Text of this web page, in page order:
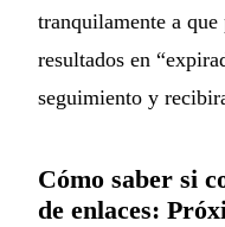
tranquilamente a
resultados en
seguimiento y
Cómo saber si
de enlaces: